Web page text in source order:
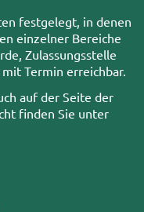
festgelegt, in denen
einzelner Bereiche
Zulassungsstelle
Termin erreichbar.
auf der Seite der
finden Sie unter